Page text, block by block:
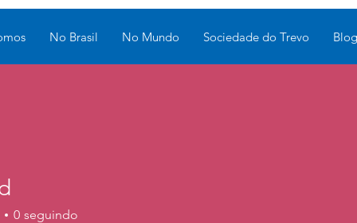
No Brasil No Mundo Sociedade do Trevo Blog
0 seguindo